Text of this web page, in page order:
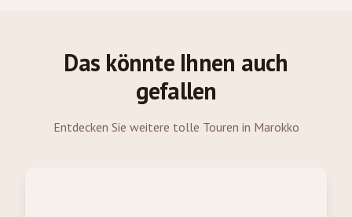
Das könnte Ihnen auch
gefallen
Entdecken Sie weitere tolle Touren in Marokko